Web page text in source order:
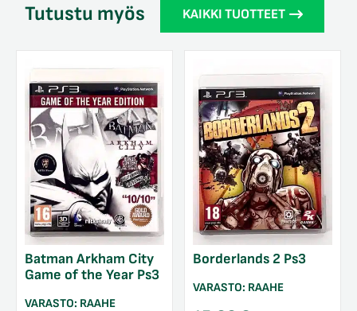
Tutustu myös KAIKKI TUOTTEET
Batman Arkham City
Game of the Year Ps3
VARASTO: RAAHE
Borderlands 2 Ps3
VARASTO: RAAHE